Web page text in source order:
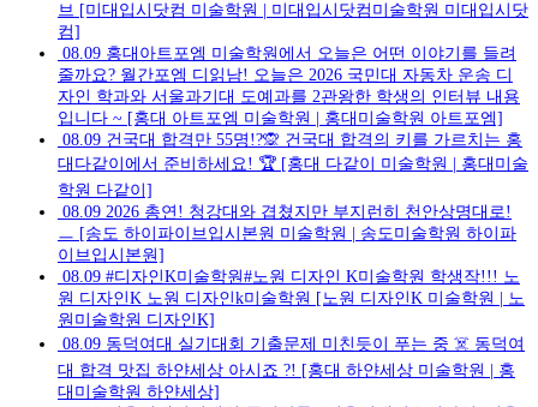
브 [미대입시닷컴 미술학원 | 미대입시닷컴미술학원 미대입시닷
컴]
08.09 홍대아트포엠 미술학원에서 오늘은 어떤 이야기를 들려
줄까요? 월간포엠 디읽남! 오늘은 2026 국민대 자동차 운송 디
자인 학과와 서울과기대 도예과를 2관왕한 학생의 인터뷰 내용
입니다 ~ [홍대 아트포엠 미술학원 | 홍대미술학원 아트포엠]
08.09 건국대 합격만 55명!?🙊 건국대 합격의 키를 가르치는 홍
대다같이에서 준비하세요! 🏆 [홍대 다같이 미술학원 | 홍대미술
학원 다같이]
08.09 2026 총연! 청강대와 겹쳤지만 부지런히 천안상명대로!
ㅡ [송도 하이파이브입시본원 미술학원 | 송도미술학원 하이파
이브입시본원]
08.09 #디자인K미술학원#노원 디자인 K미술학원 학생작!!! 노
원 디자인K 노원 디자인k미술학원 [노원 디자인K 미술학원 | 노
원미술학원 디자인K]
08.09 동덕여대 실기대회 기출문제 미친듯이 푸는 중 ☠️ 동덕여
대 합격 맛집 하얀세상 아시죠 ?! [홍대 하얀세상 미술학원 | 홍
대미술학원 하얀세상]